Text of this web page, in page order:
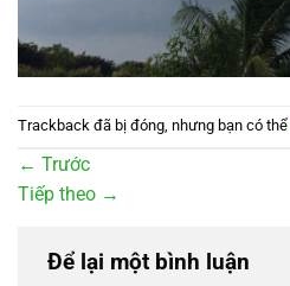
Trackback đã bị đóng, nhưng bạn có thể
← Trước
Tiếp theo →
Để lại một bình luận